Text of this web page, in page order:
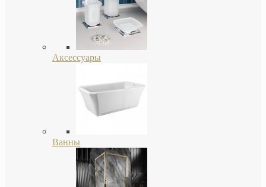
Аксессуары
Ванны